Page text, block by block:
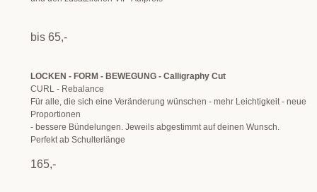
bis 65,-
LOCKEN - FORM - BEWEGUNG - Calligraphy Cut
CURL - Rebalance
Für alle, die sich eine Veränderung wünschen - mehr Leichtigkeit - neue
Proportionen
- bessere Bündelungen. Jeweils abgestimmt auf deinen Wunsch.
Perfekt ab Schulterlänge
165,-